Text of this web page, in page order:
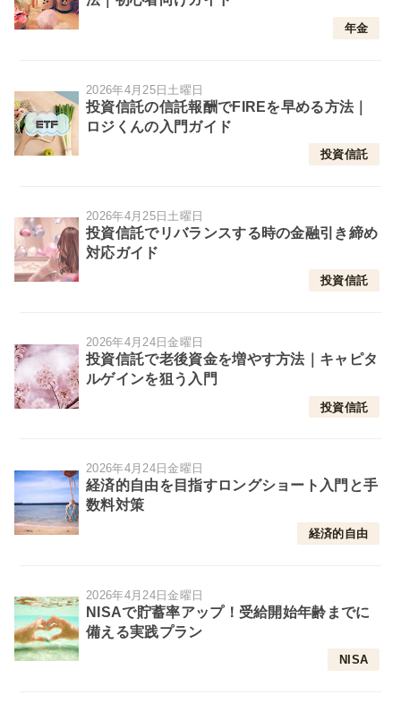
年金
2026年4月25日土曜日
投資信託の信託報酬でFIREを早める方法｜
ロジくんの入門ガイド
投資信託
2026年4月25日土曜日
投資信託でリバランスする時の金融引き締め
対応ガイド
投資信託
2026年4月24日金曜日
投資信託で老後資金を増やす方法｜キャピタ
ルゲインを狙う入門
投資信託
2026年4月24日金曜日
経済的自由を目指すロングショート入門と手
数料対策
経済的自由
2026年4月24日金曜日
NISAで貯蓄率アップ！受給開始年齢までに
備える実践プラン
NISA